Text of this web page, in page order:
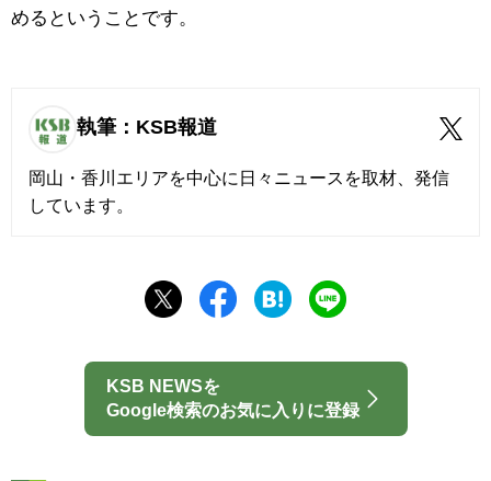
めるということです。
執筆：KSB報道
岡山・香川エリアを中心に日々ニュースを取材、発信
しています。
KSB NEWSを
Google検索のお気に入りに登録